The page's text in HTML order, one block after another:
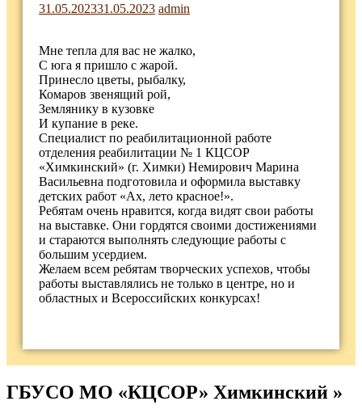
31.05.202331.05.2023 admin
Мне тепла для вас не жалко,
С юга я пришло с жарой.
Принесло цветы, рыбалку,
Комаров звенящий рой,
Землянику в кузовке
И купание в реке.
Специалист по реабилитационной работе
отделения реабилитации № 1 КЦСОР
«Химкинский» (г. Химки) Немирович Марина
Васильевна подготовила и оформила выставку
детских работ «Ах, лето красное!».
Ребятам очень нравится, когда видят свои работы
на выставке. Они гордятся своими достижениями
и стараются выполнять следующие работы с
большим усердием.
Желаем всем ребятам творческих успехов, чтобы
работы выставлялись не только в центре, но и
областных и Всероссийских конкурсах!
ГБУСО МО «КЦСОР» Химкинский »